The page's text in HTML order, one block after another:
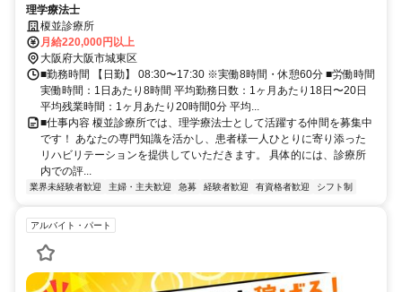
理学療法士
榎並診療所
月給220,000円以上
大阪府大阪市城東区
■勤務時間 【日勤】 08:30〜17:30 ※実働8時間・休憩60分 ■労働時間
実働時間：1日あたり8時間 平均勤務日数：1ヶ月あたり18日〜20日
平均残業時間：1ヶ月あたり20時間0分 平均...
■仕事内容 榎並診療所では、理学療法士として活躍する仲間を募集中
です！ あなたの専門知識を活かし、患者様一人ひとりに寄り添った
リハビリテーションを提供していただきます。 具体的には、診療所
内での評...
業界未経験者歓迎 主婦・主夫歓迎 急募 経験者歓迎 有資格者歓迎 シフト制
アルバイト・パート